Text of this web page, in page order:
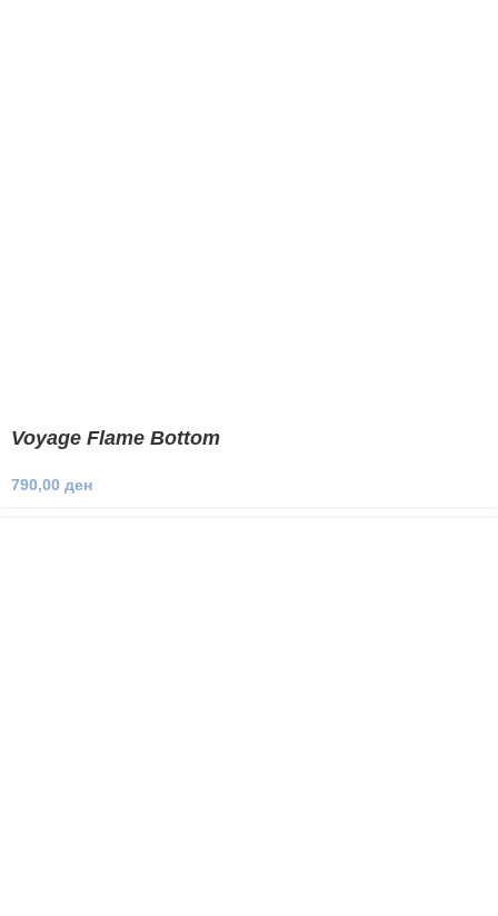
Voyage Flame Bottom
790,00 ден